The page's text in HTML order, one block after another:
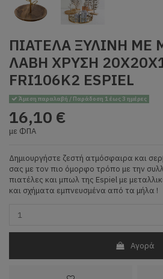
ΠΙΑΤΕΛΑ ΞΥΛINH ΜΕ
ΛΑΒΗ ΧΡΥΣΗ
FRI106K2 ESPIEL
Άμεση παραλαβή / Παράδοση 1 έως 3 ημέρες
16,10 €
με ΦΠΑ
Δημιουργήστε ζεστή ατμόσφαιρα και
σας με τον πιο όμορφο τρόπο με την
πιατέλες και μπωλ της Espiel με
και σχήματα εμπνευσμένα από τα μήλα !
Αγορά